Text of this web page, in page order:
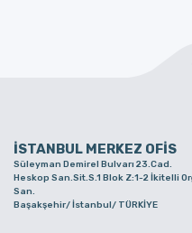
İSTANBUL MERKEZ OFİS
Süleyman Demirel Bulvarı 23.Cad.
Heskop San.Sit.S.1 Blok Z:1-2 İkitelli
San.
Başakşehir/ İstanbul/ TÜRKİYE